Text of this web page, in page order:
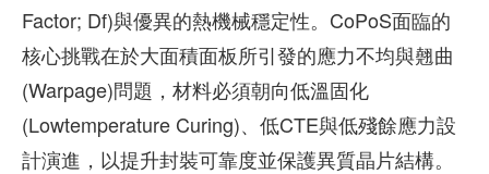
Factor; Df)與優異的熱機械穩定性。CoPoS面臨的
核心挑戰在於大面積面板所引發的應力不均與翹曲
(Warpage)問題，材料必須朝向低溫固化
(Lowtemperature Curing)、低CTE與低殘餘應力設
計演進，以提升封裝可靠度並保護異質晶片結構。